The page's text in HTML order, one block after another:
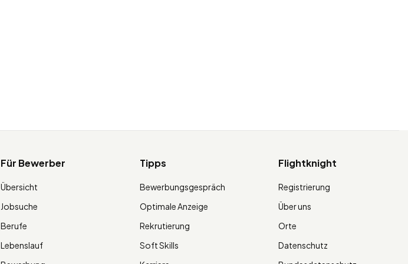
Für Bewerber
Übersicht
Jobsuche
Berufe
Lebenslauf
Tipps
Bewerbungsgespräch
Optimale Anzeige
Rekrutierung
Soft Skills
Flightknight
Registrierung
Über uns
Orte
Datenschutz